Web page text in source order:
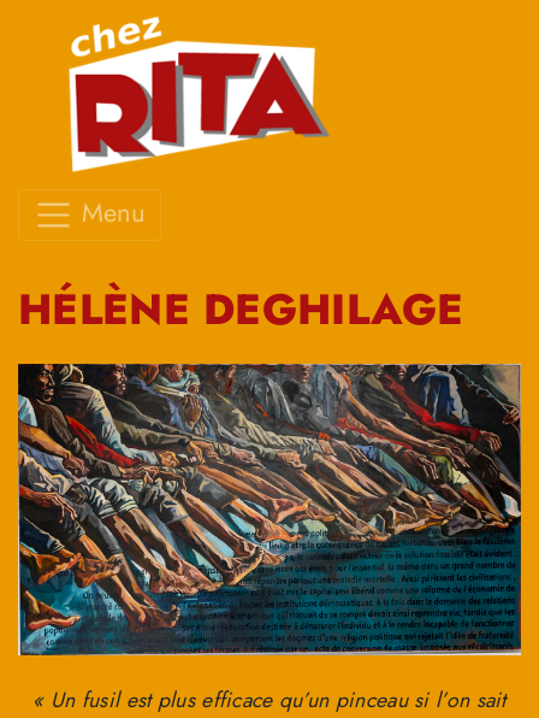
Menu
HÉLÈNE DEGHILAGE
« Un fusil est plus efficace qu’un pinceau si l’on sait